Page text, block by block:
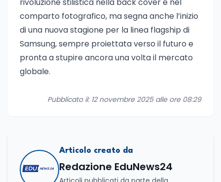
comparto fotografico, ma segna anche l’inizio
di una nuova stagione per la linea flagship di
Samsung, sempre proiettata verso il futuro e
pronta a stupire ancora una volta il mercato
globale.
Pubblicato il: 12 novembre 2025 alle ore 08:29
Articolo creato da
Redazione EduNews24